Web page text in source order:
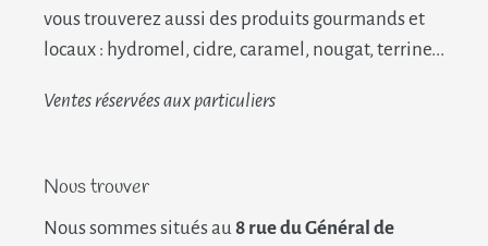
vous trouverez aussi des produits gourmands et
locaux : hydromel, cidre, caramel, nougat, terrine...
Ventes réservées aux particuliers
Nous trouver
Nous sommes situés au8 rue du Général de